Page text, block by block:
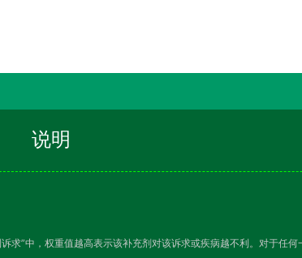
说明
求”中，权重值越高表示该补充剂对该诉求或疾病越不利。对于任